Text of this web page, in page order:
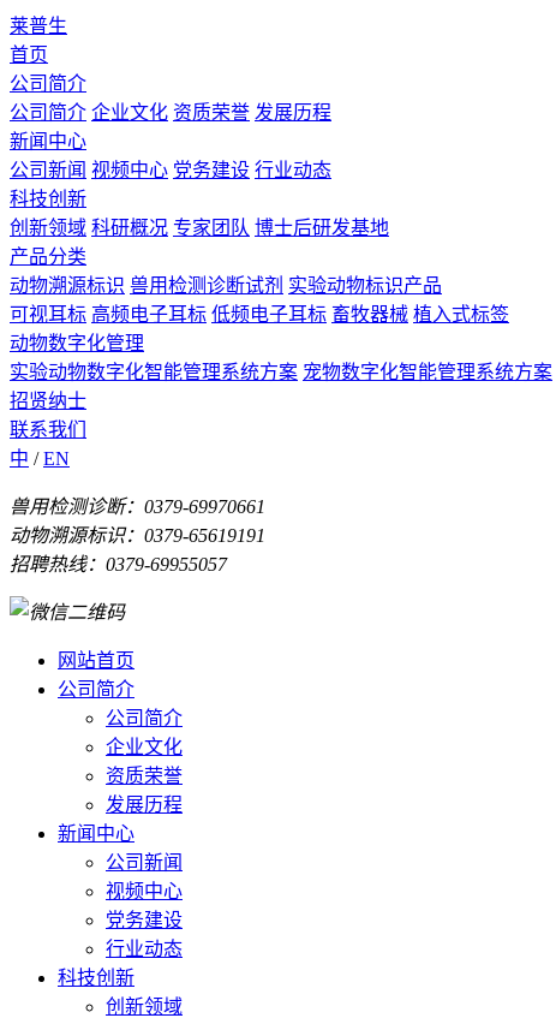
莱普生
首页
公司简介
公司简介 企业文化 资质荣誉 发展历程
新闻中心
公司新闻 视频中心 党务建设 行业动态
科技创新
创新领域 科研概况 专家团队 博士后研发基地
产品分类
动物溯源标识 兽用检测诊断试剂 实验动物标识产品
可视耳标 高频电子耳标 低频电子耳标 畜牧器械 植入式标签
动物数字化管理
实验动物数字化智能管理系统方案 宠物数字化智能管理系统方案
招贤纳士
联系我们
中 /EN
兽用检测诊断：0379-69970661
动物溯源标识：0379-65619191
招聘热线：0379-69955057
网站首页
公司简介
公司简介
企业文化
资质荣誉
发展历程
新闻中心
公司新闻
视频中心
党务建设
行业动态
科技创新
创新领域